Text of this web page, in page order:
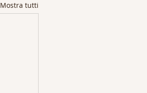
Mostra tutti